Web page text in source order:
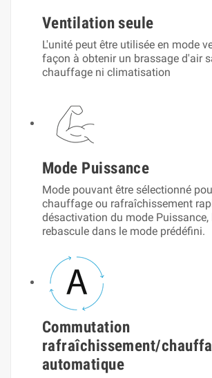
Ventilation seule
L'unité peut être utilisée en mode
façon à obtenir un brassage d'air
chauffage ni climatisation
Mode Puissance
Mode pouvant être sélectionné
chauffage ou rafraîchissement
désactivation du mode Puissance,
rebascule dans le mode prédéfini.
Commutation
rafraîchissement/
automatique